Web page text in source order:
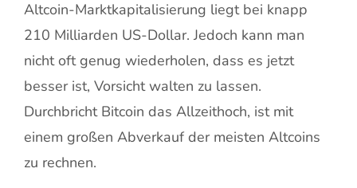
Altcoin-Marktkapitalisierung liegt bei knapp
210 Milliarden US-Dollar. Jedoch kann man
nicht oft genug wiederholen, dass es jetzt
besser ist, Vorsicht walten zu lassen.
Durchbricht Bitcoin das Allzeithoch, ist mit
einem großen Abverkauf der meisten Altcoins
zu rechnen.